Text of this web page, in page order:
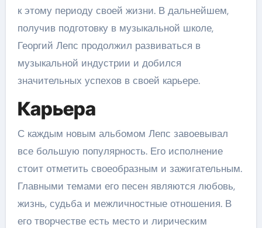
к этому периоду своей жизни. В дальнейшем,
получив подготовку в музыкальной школе,
Георгий Лепс продолжил развиваться в
музыкальной индустрии и добился
значительных успехов в своей карьере.
Карьера
С каждым новым альбомом Лепс завоевывал
все большую популярность. Его исполнение
стоит отметить своеобразным и зажигательным.
Главными темами его песен являются любовь,
жизнь, судьба и межличностные отношения. В
его творчестве есть место и лирическим